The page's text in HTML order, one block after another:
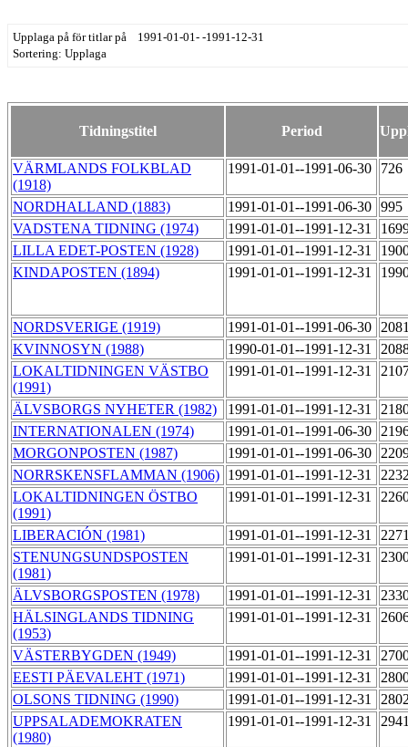
Upplaga på för titlar på 1991-01-01- -1991-12-31
Sortering: Upplaga
Tidningstitel Period
VÄRMLANDS FOLKBLAD
(1918)
1991-01-01--1991-06-30 726
NORDHALLAND (1883) 1991-01-01--1991-06-30 995
VADSTENA TIDNING (1974)
1991-01-01--1991-12-31
LILLA EDET-POSTEN (1928)
1991-01-01--1991-12-31
KINDAPOSTEN (1894)
1991-01-01--1991-12-31
NORDSVERIGE (1919) 1991-01-01--1991-06-30
KVINNOSYN (1988)
1990-01-01--1991-12-31
LOKALTIDNINGEN VÄSTBO
(1991)
1991-01-01--1991-12-31
ÄLVSBORGS NYHETER (1982) 1991-01-01--1991-12-31
INTERNATIONALEN (1974)
1991-01-01--1991-06-30
MORGONPOSTEN (1987)
1991-01-01--1991-06-30
NORRSKENSFLAMMAN (1906) 1991-01-01--1991-12-31
LOKALTIDNINGEN ÖSTBO
(1991)
1991-01-01--1991-12-31
LIBERACIÓN (1981) 1991-01-01--1991-12-31
STENUNGSUNDSPOSTEN
(1981)
1991-01-01--1991-12-31
ÄLVSBORGSPOSTEN (1978) 1991-01-01--1991-12-31
HÄLSINGLANDS TIDNING
(1953)
1991-01-01--1991-12-31
VÄSTERBYGDEN (1949) 1991-01-01--1991-12-31
EESTI PÄEVALEHT (1971)
1991-01-01--1991-12-31
OLSONS TIDNING (1990)
1991-01-01--1991-12-31
UPPSALADEMOKRATEN
(1980)
1991-01-01--1991-12-31